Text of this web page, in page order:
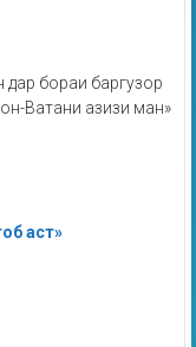
дар бораи баргузор
Ватани азизи ман»
аст»